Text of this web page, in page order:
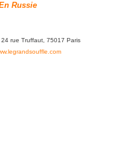
Russie
rue Truffaut, 75017 Paris